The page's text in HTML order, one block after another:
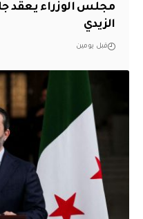
مجلس الوزراء يعقد
الزيدي
قبل يومين